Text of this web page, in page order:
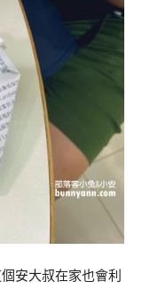
安大叔在家也會利